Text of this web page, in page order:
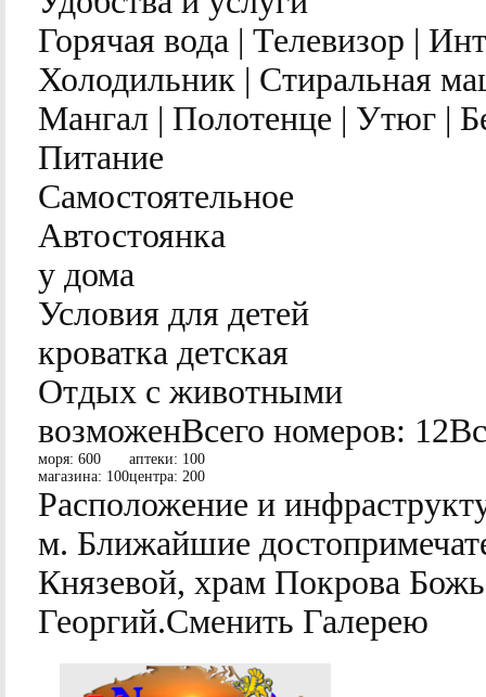
Горячая вода | Телевизор |
Холодильник | Стиральная
Мангал | Полотенце | Утюг |
Питание
Самостоятельное
Автостоянка
у дома
Условия для детей
кроватка детская
Отдых с животными
возможенВсего номеров: 12
моря: 600
магазина: 100
аптеки: 100
центра: 200
Расположение и
м. Ближайшие
Князевой, храм Покрова
Георгий.Сменить Галерею